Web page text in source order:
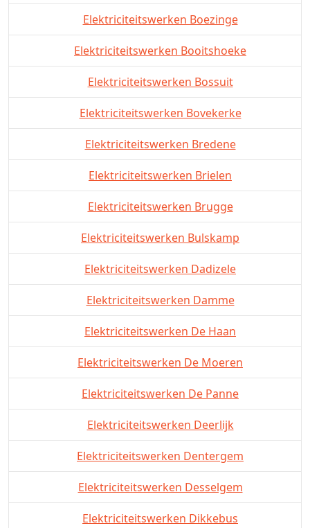
Elektriciteitswerken Boezinge
Elektriciteitswerken Booitshoeke
Elektriciteitswerken Bossuit
Elektriciteitswerken Bovekerke
Elektriciteitswerken Bredene
Elektriciteitswerken Brielen
Elektriciteitswerken Brugge
Elektriciteitswerken Bulskamp
Elektriciteitswerken Dadizele
Elektriciteitswerken Damme
Elektriciteitswerken De Haan
Elektriciteitswerken De Moeren
Elektriciteitswerken De Panne
Elektriciteitswerken Deerlijk
Elektriciteitswerken Dentergem
Elektriciteitswerken Desselgem
Elektriciteitswerken Dikkebus